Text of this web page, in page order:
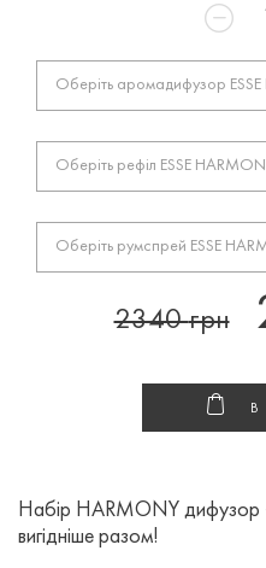
Оберіть аромадифузор
Оберіть рефіл ESSE
Оберіть румспрей ESSE
2340грн
Набір HARMONY дифузор
вигідніше разом!